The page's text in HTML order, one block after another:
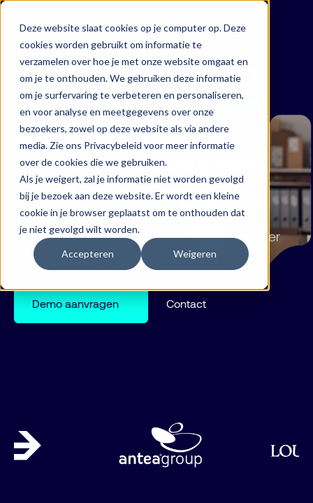
Deze website slaat cookies op je computer op. Deze
cookies worden gebruikt om informatie te
verzamelen over hoe je met onze website omgaat en
om je te onthouden. We gebruiken deze informatie
om je surfervaring te verbeteren en personaliseren,
en voor analyse en meetgegevens over onze
bezoekers, zowel op deze website als via andere
media. Zie ons Privacybeleid voor meer informatie
over de cookies die we gebruiken.
Als je weigert, zal je informatie niet worden gevolgd
bij je bezoek aan deze website. Er wordt een kleine
cookie in je browser geplaatst om te onthouden dat
je niet gevolgd wilt worden.
Accepteren Weigeren
Organisaties behalen
geen doelen.Mensen
wel.
Betrokken mensen. Hogere prestaties.
Groeiend talent.Dialog geeft
leidinggevenden de inzichten en tools om
mensen centraal te zetten. Niet één keer per
jaar, maar elke dag.
Demo aanvragen Contact